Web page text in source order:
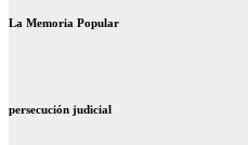
La Memoria Popular
persecución judicial